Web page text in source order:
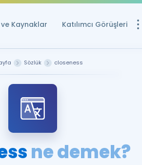
Kaynaklar Katılımcı Görüşleri
YDS ve YÖKDİL
Sözlük closeness
ne demek?